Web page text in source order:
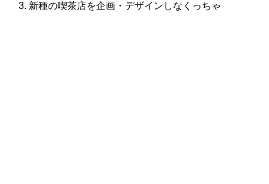
新種の喫茶店を企画・デザインしなくっちゃ